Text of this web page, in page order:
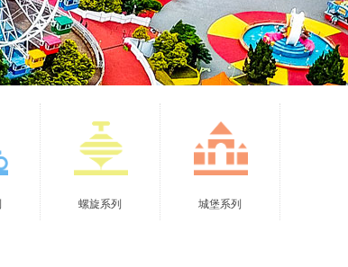
螺旋系列 城堡系列